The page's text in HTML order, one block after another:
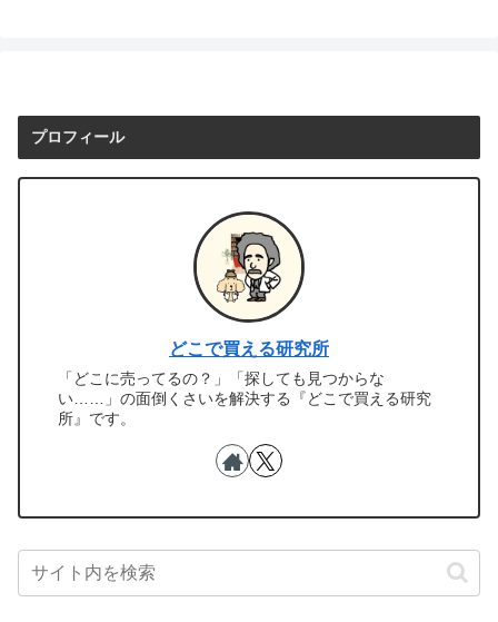
プロフィール
どこで買える研究所
「どこに売ってるの？」「探しても見つからな
い……」の面倒くさいを解決する『どこで買える研究
所』です。